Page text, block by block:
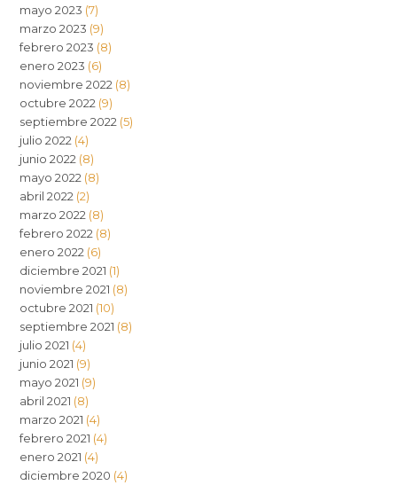
mayo 2023 (7)
marzo 2023 (9)
febrero 2023 (8)
enero 2023 (6)
noviembre 2022 (8)
octubre 2022 (9)
septiembre 2022 (5)
julio 2022 (4)
junio 2022 (8)
mayo 2022 (8)
abril 2022 (2)
marzo 2022 (8)
febrero 2022 (8)
enero 2022 (6)
diciembre 2021 (1)
noviembre 2021 (8)
octubre 2021 (10)
septiembre 2021 (8)
julio 2021 (4)
junio 2021 (9)
mayo 2021 (9)
abril 2021 (8)
marzo 2021 (4)
febrero 2021 (4)
enero 2021 (4)
diciembre 2020 (4)